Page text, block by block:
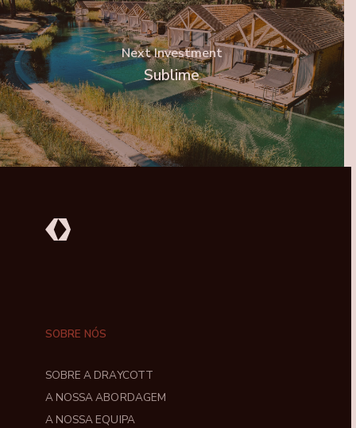
Next Investment
Sublime
SOBRE NÓS
SOBRE A DRAYCOTT
A NOSSA ABORDAGEM
A NOSSA EQUIPA